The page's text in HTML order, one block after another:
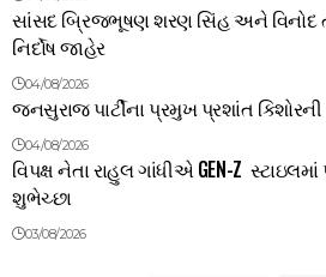
સાંસદ બ્રિજભૂષણ શરણ સિંહ અને વિનોદ
નિર્દોષ જાહેર
04/08/2026
જનસુરાજ પાર્ટીના પ્રમુખ પ્રશાંત
04/08/2026
વિપક્ષ નેતા રાહુલ ગાંધીએ GEN-Z સ્ટાઇલમાં
શુભેચ્છા
03/08/2026